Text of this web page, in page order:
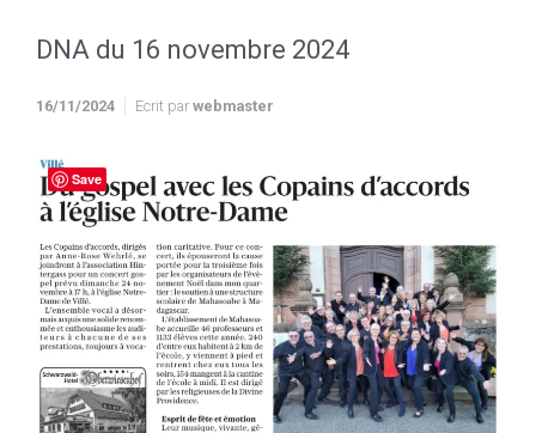
DNA du 16 novembre 2024
16/11/2024 Ecrit par webmaster
Save